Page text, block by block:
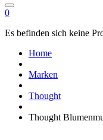
0
Es befinden sich keine
Home
Marken
Thought
Thought